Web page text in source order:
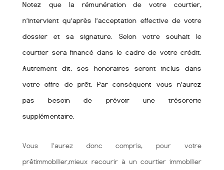
Notez que la rémunération de votre courtier,
n’intervient qu’après l’acceptation effective de votre
dossier et sa signature. Selon votre souhait le
courtier sera financé dans le cadre de votre crédit.
Autrement dit, ses honoraires seront inclus dans
votre offre de prêt. Par conséquent vous n’aurez
pas besoin de prévoir une trésorerie
supplémentaire.
Vous l’aurez donc compris, pour votre
prêtimmobilier,mieux recourir à un courtier immobilier